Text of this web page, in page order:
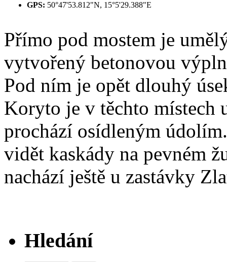
GPS: 50°47'53.812"N, 15°5'29.388"E
Přímo pod mostem je
vytvořený betonovou
Pod ním je opět dlouhý
Koryto je v těchto místech
prochází osídleným
vidět kaskády na pevném
nachází ještě u zastávky
Hledání